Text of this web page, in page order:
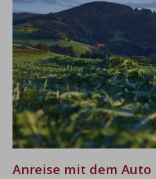
Anreise mit dem Auto